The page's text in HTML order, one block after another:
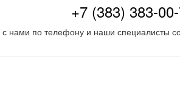
+7 (383) 383-
с нами по телефону и наши специалисты